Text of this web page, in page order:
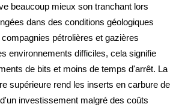
beaucoup mieux son tranchant lors
dans des conditions géologiques
pétrolières et gazières
environnements difficiles, cela signifie
de bits et moins de temps d'arrêt. La
supérieure rend les inserts en carbure de
investissement malgré des coûts